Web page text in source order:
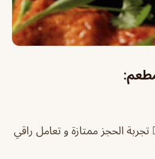
تجربة الحجز ممتازة و تعامل راقي